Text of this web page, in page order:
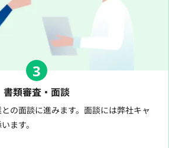
3
書類審査・面談
の面談に進みます。面談には弊社キャ
ます。